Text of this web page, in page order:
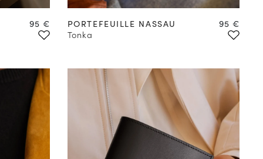
Prix
95 €
PORTEFEUILLE NASSAU
Tonka
Prix
95 €